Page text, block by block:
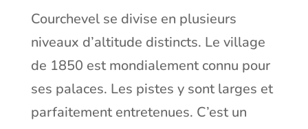
Courchevel se divise en plusieurs
niveaux d’altitude distincts. Le village
de 1850 est mondialement connu pour
ses palaces. Les pistes y sont larges et
parfaitement entretenues. C’est un